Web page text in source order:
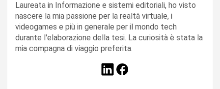
Laureata in Informazione e sistemi editoriali, ho visto
nascere la mia passione per la realtà virtuale, i
videogames e più in generale per il mondo tech
durante l'elaborazione della tesi. La curiosità è stata la
mia compagna di viaggio preferita.